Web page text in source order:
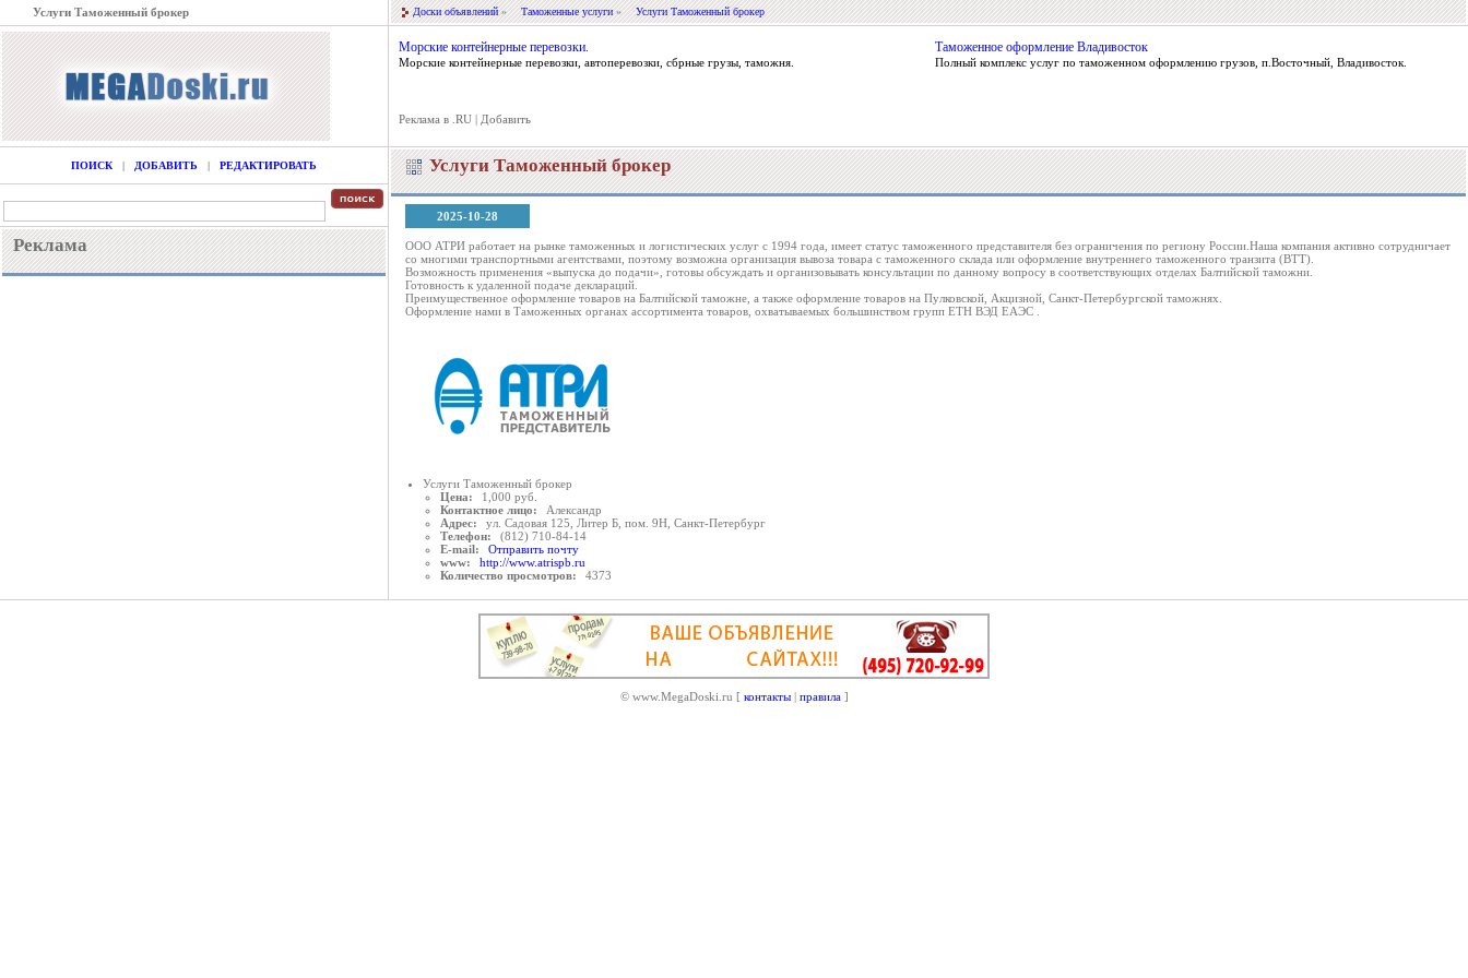
Услуги Таможенный брокер Доски объявлений» Таможенные услуги» Услуги Таможенный брокер
Морские контейнерные перевозки.
Морские контейнерные перевозки, автоперевозки, сбрные грузы, таможня.
Таможенное оформление Владивосток
Полный комплекс услуг по таможенном оформлению грузов, п.Восточный, Владивосток.
Реклама в .RU | Добавить
ПОИСК | ДОБАВИТЬ | РЕДАКТИРОВАТЬ
Реклама
Услуги Таможенный брокер
2025-10-28
ООО АТРИ работает на рынке таможенных и логистических услуг с 1994 года, имеет статус таможенного представителя без ограничения по региону России.Наша компания активно сотрудничает
со многими транспортными агентствами, поэтому возможна организация вывоза товара с таможенного склада или оформление внутреннего таможенного транзита (ВТТ).
Возможность применения «выпуска до подачи», готовы обсуждать и организовывать консультации по данному вопросу в соответствующих отделах Балтийской таможни.
Готовность к удаленной подаче деклараций.
Преимущественное оформление товаров на Балтийской таможне, а также оформление товаров на Пулковской, Акцизной, Санкт-Петербургской таможнях.
Оформление нами в Таможенных органах ассортимента товаров, охватываемых большинством групп ЕТН ВЭД ЕАЭС .
Услуги Таможенный брокер
Цена:
1,000 руб.
Контактное лицо:
Александр
Адрес:
ул. Садовая 125, Литер Б, пом. 9Н, Санкт-Петербург
Телефон:
(812) 710-84-14
E-mail:
Отправить почту
www:
http://www.atrispb.ru
Количество просмотров:
4373
© www.MegaDoski.ru [ контакты| правила]